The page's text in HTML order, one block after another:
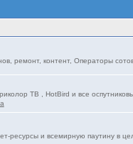
ремонт, контент, Операторы
ТВ , HotBird и все
ресурсы и всемирную паутину в